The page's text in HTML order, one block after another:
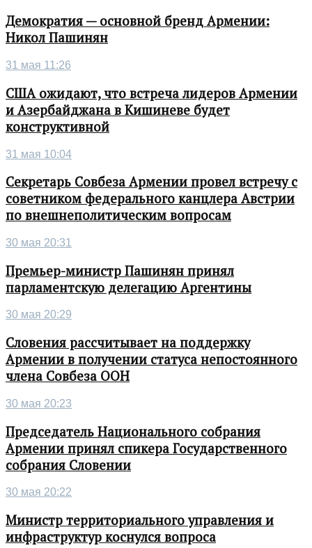
Демократия — основной бренд Армении:
Никол Пашинян
31 мая 11:26
США ожидают, что встреча лидеров Армении
и Азербайджана в Кишиневе будет
конструктивной
31 мая 10:04
Секретарь Совбеза Армении провел встречу с
советником федерального канцлера Австрии
по внешнеполитическим вопросам
30 мая 20:31
Премьер-министр Пашинян принял
парламентскую делегацию Аргентины
30 мая 20:29
Словения рассчитывает на поддержку
Армении в получении статуса непостоянного
члена Совбеза ООН
30 мая 20:23
Председатель Национального собрания
Армении принял спикера Государственного
собрания Словении
30 мая 20:22
Министр территориального управления и
инфраструктур коснулся вопроса